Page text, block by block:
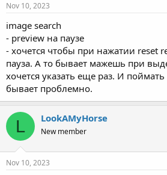
Nov 10, 2023
image search
- preview на паузе
- хочется чтобы при нажатии reset
пауза. А то бывает мажешь при
хочется указать еще раз. И
бывает проблемно.
L LookAMyHorse
New member
Nov 10, 2023